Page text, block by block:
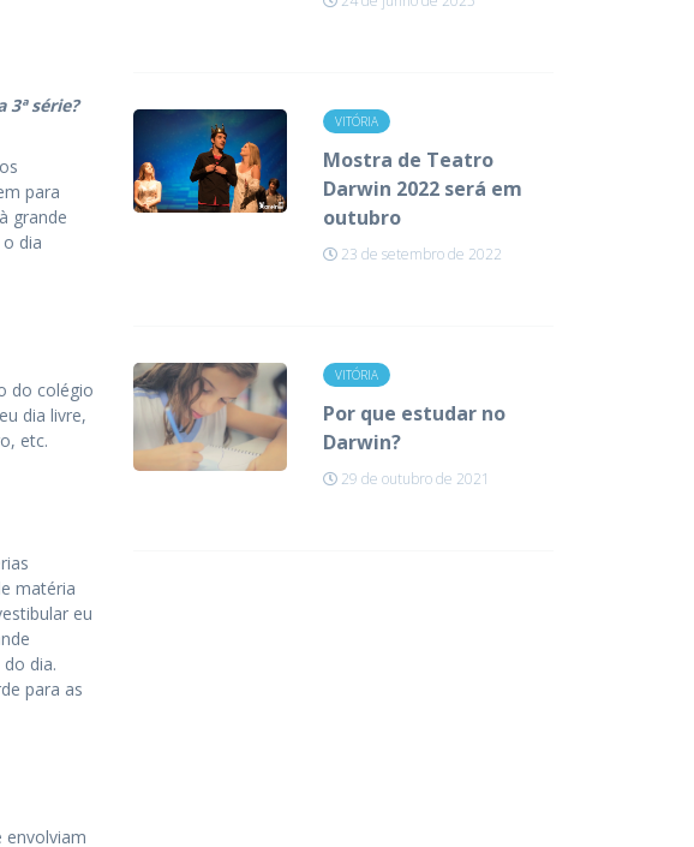
série?
para
grande
dia
do colégio
dia livre,
etc.
matéria
eu
dia.
para as
envolviam
VITÓRIA
Mostra de Teatro
Darwin 2022 será em
outubro
23 de setembro de 2022
VITÓRIA
Por que estudar no
Darwin?
29 de outubro de 2021